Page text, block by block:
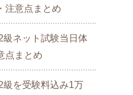
注意点まとめ
級ネット試験当日体
点まとめ
級を受験料込み1万